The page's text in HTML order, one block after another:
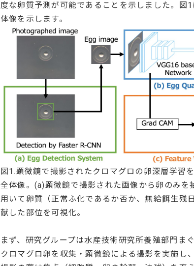
度な卵質予測が可能であることを示しました。図
体像を示します。
図1.顕微鏡で撮影されたクロマグロの卵深層学習
全体像。(a)顕微鏡で撮影された画像から卵のみ
用いて卵質（正常ふ化であるか否か、無給餌生残
献した部位を可視化。
まず、研究グループは水産技術研究所養殖部門ま
クロマグロ卵を収集・顕微鏡による撮影を実施し